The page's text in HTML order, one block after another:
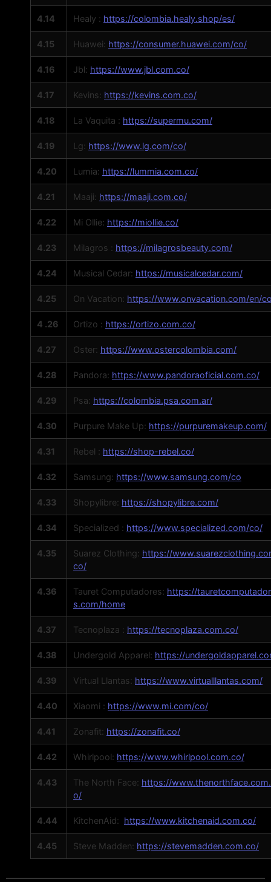
4.14 Healy : https://colombia.healy.shop/es/
4.15 Huawei: https://consumer.huawei.com/co/
4.16 Jbl: https://www.jbl.com.co/
4.17 Kevins: https://kevins.com.co/
4.18 La Vaquita : https://supermu.com/
4.19 Lg: https://www.lg.com/co/
4.20 Lumia: https://lummia.com.co/
4.21 Maaji: https://maaji.com.co/
4.22 Mi Ollie: https://miollie.co/
4.23 Milagros : https://milagrosbeauty.com/
4.24 Musical Cedar: https://musicalcedar.com/
4.25 On Vacation: https://www.onvacation.com/en/
4 .26 Ortizo : https://ortizo.com.co/
4.27 Oster: https://www.ostercolombia.com/
4.28 Pandora: https://www.pandoraoficial.com.co/
4.29 Psa: https://colombia.psa.com.ar/
4.30 Purpure Make Up: https://purpuremakeup.com/
4.31 Rebel : https://shop-rebel.co/
4.32 Samsung: https://www.samsung.com/co
4.33 Shopylibre: https://shopylibre.com/
4.34 Specialized : https://www.specialized.com/co/
4.35 Suarez Clothing: https://
co/
4.36 Tauret Computadores: https://
s.com/home
4.37 Tecnoplaza : https://tecnoplaza.com.co/
4.38 Undergold Apparel: https://
4.39 Virtual Llantas: https://www.virtualllantas.com/
4.40 Xiaomi : https://www.mi.com/co/
4.41 Zonafit: https://zonafit.co/
4.42 Whirlpool: https://www.whirlpool.com.co/
4.43 The North Face: https://
o/
4.44 KitchenAid: https://www.kitchenaid.com.co/
4.45 Steve Madden: https://stevemadden.com.co/